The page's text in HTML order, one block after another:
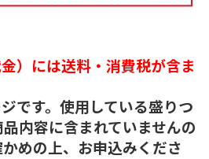
）には送料・消費税が含ま
です。使用している盛りつ
内容に含まれていませんの
めの上、お申込みくださ